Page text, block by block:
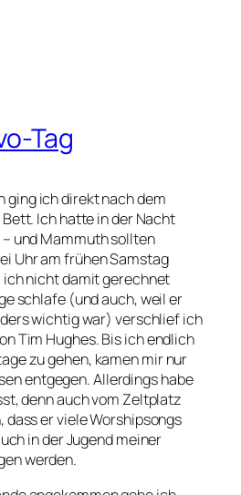
Tag
ging ich direkt nach dem
Ich hatte in der Nacht
und Mammuth sollten
Uhr am frühen Samstag
ich nicht damit gerechnet
schlafe (und auch, weil er
wichtig war) verschlief ich
Tim Hughes. Bis ich endlich
zu gehen, kamen mir nur
entgegen. Allerdings habe
denn auch vom Zeltplatz
dass er viele Worshipsongs
in der Jugend meiner
werden.